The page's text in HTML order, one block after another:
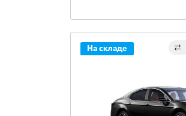
На складе